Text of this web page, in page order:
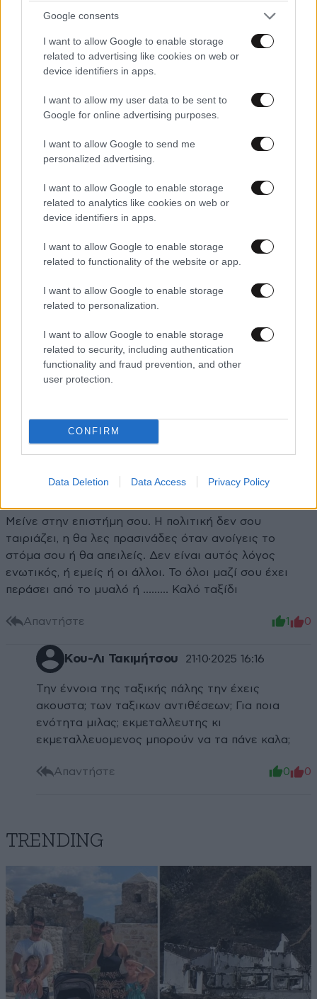
Google consents
I want to allow Google to enable storage
related to advertising like cookies on web or
device identifiers in apps.
I want to allow my user data to be sent to
Google for online advertising purposes.
I want to allow Google to send me
personalized advertising.
I want to allow Google to enable storage
related to analytics like cookies on web or
device identifiers in apps.
I want to allow Google to enable storage
related to functionality of the website or app.
I want to allow Google to enable storage
related to personalization.
I want to allow Google to enable storage
related to security, including authentication
functionality and fraud prevention, and other
user protection.
CONFIRM
Data Deletion Data Access Privacy Policy
Τσ νεας σοδιάς 21·10·2025 14:47
πολιτική για αλλους
Κου-Λι Τακιμήτσου 21·10·2025 16:14
Απαντήστε
Μείνε στην επιστήμη σου. Η πολιτική δεν σου
ταιριάζει, η θα λες πρασινάδες όταν ανοίγεις το
στόμα σου ή θα απειλείς. Δεν είναι αυτός λόγος
ενωτικός, ή εμείς ή οι άλλοι. Το όλοι μαζί σου έχει
περάσει από το μυαλό ή ……… Καλό ταξίδι
Απαντήστε 1 0
Κου-Λι Τακιμήτσου 21·10·2025 16:16
Την έννοια της ταξικής πάλης την έχεις
ακουστα; των ταξικων αντιθέσεων; Για ποια
ενότητα μιλας; εκμεταλλευτης κι
εκμεταλλευομενος μπορούν να τα πάνε καλα;
Απαντήστε 0 0
TRENDING